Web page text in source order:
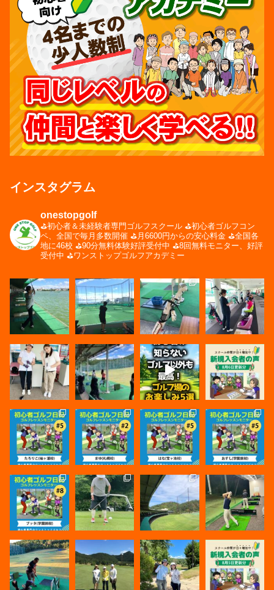
インスタグラム
onestopgolf
⛳️初心者＆未経験者専門ゴルフスクール ⛳️初心者ゴルフコン
ペ、全国で毎月多数開催 ⛳️月6600円からの安心料金 ⛳️全国各
地に46校 ⛳️90分無料体験好評受付中 ⛳️8回無料モニター、好評
受付中 ⛳️ワンストップゴルフアカデミー